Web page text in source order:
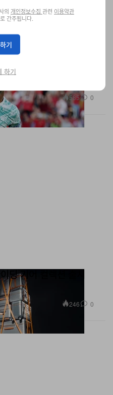
공식 은퇴 선언
585 0
딩 기어 컬렉션 출시
246 0
의 개인정보수집 관련 이용약관
간주됩니다.
기
하기